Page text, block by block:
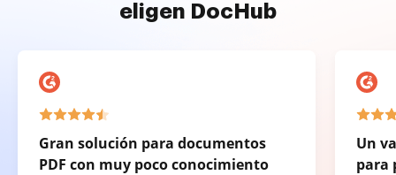
eligen DocHub
Gran solución para documentos
PDF con muy poco conocimiento
Un
para